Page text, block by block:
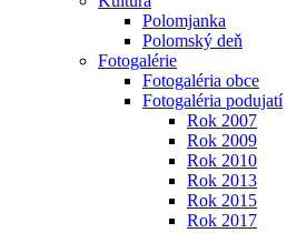
Polomjanka
Polomský deň
Fotogalérie
Fotogaléria obce
Fotogaléria podujatí
Rok 2007
Rok 2009
Rok 2010
Rok 2013
Rok 2015
Rok 2017